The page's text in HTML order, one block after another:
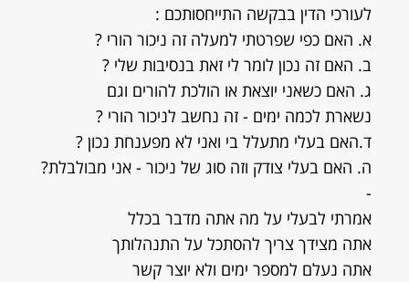
לעורכי הדין בבקשה התייחסותכם :
א. האם כפי שפרטתי למעלה זה ניכור הורי ?
ב. האם זה נכון לומר לי זאת בנסיבות שלי ?
ג. האם כשאני יוצאת או הולכת להורים וגם
נשארת לכמה ימים - זה נחשב לניכור הורי ?
ד.האם בעלי מתעלל בי ואני לא מפענחת נכון ?
ה. האם בעלי צודק וזה סוג של ניכור - אני מבולבלת?
-
אמרתי לבעלי על מה אתה מדבר בכלל
אתה מצידך צריך להסתכל על התנהלותך
אתה נעלם למספר ימים ולא יוצר קשר